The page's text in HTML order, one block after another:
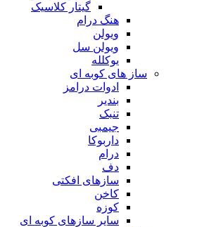
گیتار کلاسیک
هنگ درام
ویولن
ویولن سل
یوکلله
ساز های کوبه ای
ادوات درامز
بندیر
تنبک
جیمبی
داربوکا
درام
دف
سازهای افکتی
کاخن
کوزه
سایر سازهای کوبه ای